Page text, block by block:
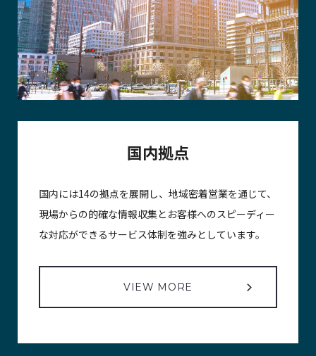
国内拠点
国内には14の拠点を展開し、地域密着営業を通じて、
現場からの的確な情報収集とお客様へのスピーディー
な対応ができるサービス体制を強みとしています。
VIEW MORE